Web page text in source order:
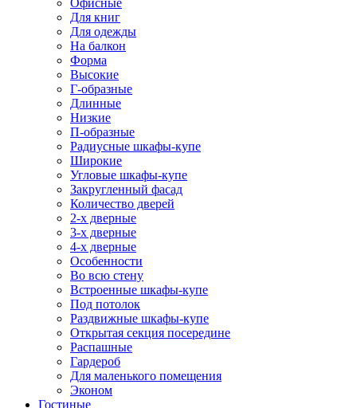
Офисные
Для книг
Для одежды
На балкон
Форма
Высокие
Г-образные
Длинные
Низкие
П-образные
Радиусные шкафы-купе
Широкие
Угловые шкафы-купе
Закругленный фасад
Количество дверей
2-х дверные
3-х дверные
4-х дверные
Особенности
Во всю стену
Встроенные шкафы-купе
Под потолок
Раздвижные шкафы-купе
Открытая секция посередине
Распашные
Гардероб
Для маленького помещения
Эконом
Гостиные